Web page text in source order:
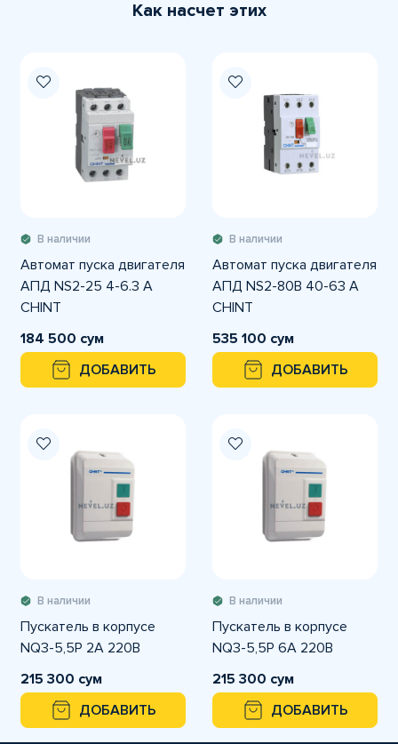
Как насчет этих
В наличии
Автомат пуска двигателя
АПД NS2-25 4-6.3 A
CHINT
184 500 сум
ДОБАВИТЬ
В наличии
Автомат пуска двигателя
АПД NS2-80B 40-63 A
CHINT
535 100 сум
ДОБАВИТЬ
В наличии
Пускатель в корпусе
NQ3-5,5P 2A 220В
215 300 сум
ДОБАВИТЬ
В наличии
Пускатель в корпусе
NQ3-5,5P 6A 220В
215 300 сум
ДОБАВИТЬ